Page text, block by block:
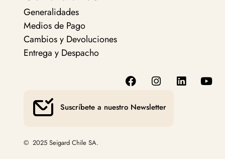
Generalidades
Medios de Pago
Cambios y Devoluciones
Entrega y Despacho
Suscríbete a nuestro Newsletter
© 2025 Seigard Chile SA.